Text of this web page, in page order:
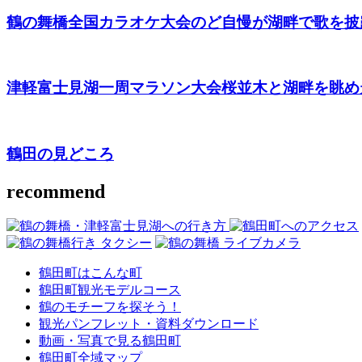
鶴の舞橋全国カラオケ大会のど自慢が湖畔で歌を
津軽富士見湖一周マラソン大会桜並木と湖畔を眺
鶴田の見どころ
recommend
鶴田町はこんな町
鶴田町観光モデルコース
鶴のモチーフを探そう！
観光パンフレット・資料ダウンロード
動画・写真で見る鶴田町
鶴田町全域マップ